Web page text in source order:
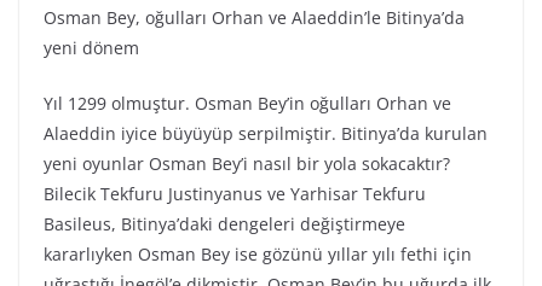
Osman Bey, oğulları Orhan ve Alaeddin’le Bitinya’da
yeni dönem
Yıl 1299 olmuştur. Osman Bey’in oğulları Orhan ve
Alaeddin iyice büyüyüp serpilmiştir. Bitinya’da kurulan
yeni oyunlar Osman Bey’i nasıl bir yola sokacaktır?
Bilecik Tekfuru Justinyanus ve Yarhisar Tekfuru
Basileus, Bitinya’daki dengeleri değiştirmeye
kararlıyken Osman Bey ise gözünü yıllar yılı fethi için